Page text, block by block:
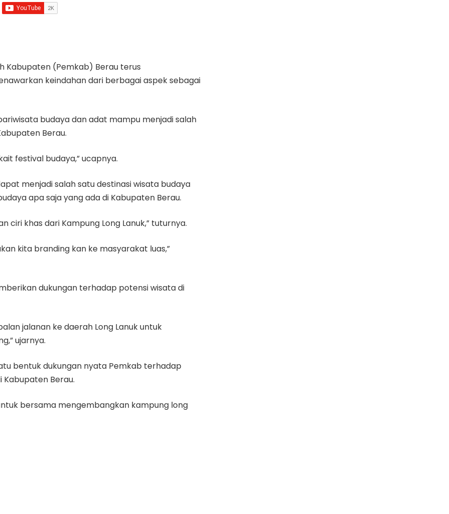
Kabupaten (Pemkab) Berau terus
keindahan dari berbagai aspek sebagai
budaya dan adat mampu menjadi salah
Berau.
festival budaya,” ucapnya.
menjadi salah satu destinasi wisata budaya
apa saja yang ada di Kabupaten Berau.
ciri khas dari Kampung Long Lanuk,” tuturnya.
kita branding kan ke masyarakat luas,”
dukungan terhadap potensi wisata di
jalanan ke daerah Long Lanuk untuk
ujarnya.
bentuk dukungan nyata Pemkab terhadap
Berau.
bersama mengembangkan kampung long